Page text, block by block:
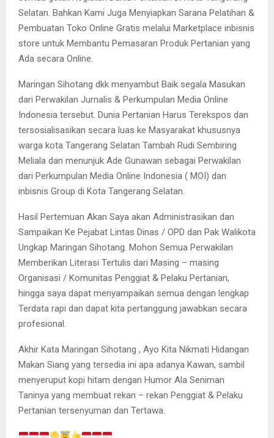
Selatan. Bahkan Kami Juga Menyiapkan Sarana Pelatihan &
Pembuatan Toko Online Gratis melalui Marketplace inbisnis
store untuk Membantu Pemasaran Produk Pertanian yang
Ada secara Online.
Maringan Sihotang dkk menyambut Baik segala Masukan
dari Perwakilan Jurnalis & Perkumpulan Media Online
Indonesia tersebut. Dunia Pertanian Harus Terekspos dan
tersosialisasikan secara luas ke Masyarakat khususnya
warga kota Tangerang Selatan Tambah Rudi Sembiring
Meliala dan menunjuk Ade Gunawan sebagai Perwakilan
dari Perkumpulan Media Online Indonesia ( MOI) dan
inbisnis Group di Kota Tangerang Selatan.
Hasil Pertemuan Akan Saya akan Administrasikan dan
Sampaikan Ke Pejabat Lintas Dinas / OPD dan Pak Walikota
Ungkap Maringan Sihotang. Mohon Semua Perwakilan
Memberikan Literasi Tertulis dari Masing – masing
Organisasi / Komunitas Penggiat & Pelaku Pertanian,
hingga saya dapat menyampaikan semua dengan lengkap
Terdata rapi dan dapat kita pertanggung jawabkan secara
profesional.
Akhir Kata Maringan Sihotang , Ayo Kita Nikmati Hidangan
Makan Siang yang tersedia ini apa adanya Kawan, sambil
menyeruput kopi hitam dengan Humor Ala Seniman
Taninya yang membuat rekan – rekan Penggiat & Pelaku
Pertanian tersenyuman dan Tertawa.